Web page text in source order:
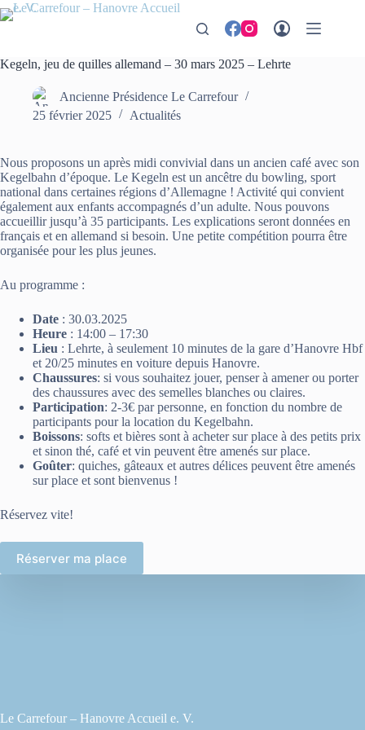
Passer
au
Kegeln, jeu de quilles allemand – 30 mars 2025 – Lehrte
Ancienne Présidence Le Carrefour
25 février 2025
Actualités
Nous proposons un après midi convivial dans un ancien café avec son
Kegelbahn d’époque. Le Kegeln est un ancêtre du bowling, sport
national dans certaines régions d’Allemagne ! Activité qui convient
également aux enfants accompagnés d’un adulte. Nous pouvons
accueillir jusqu’à 35 participants. Les explications seront données en
français et en allemand si besoin. Une petite compétition pourra être
organisée pour les plus jeunes.
Au programme :
Date : 30.03.2025
Heure : 14:00 – 17:30
Lieu : Lehrte, à seulement 10 minutes de la gare d’Hanovre Hbf
et 20/25 minutes en voiture depuis Hanovre.
Chaussures: si vous souhaitez jouer, penser à amener ou porter
des chaussures avec des semelles blanches ou claires.
Participation: 2-3€ par personne, en fonction du nombre de
participants pour la location du Kegelbahn.
Boissons: softs et bières sont à acheter sur place à des petits prix
et sinon thé, café et vin peuvent être amenés sur place.
Goûter: quiches, gâteaux et autres délices peuvent être amenés
sur place et sont bienvenus !
Réservez vite!
Réserver ma place
Le Carrefour – Hanovre Accueil e. V.